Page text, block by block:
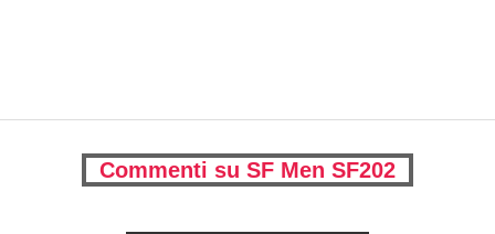
Commenti su SF Men SF202